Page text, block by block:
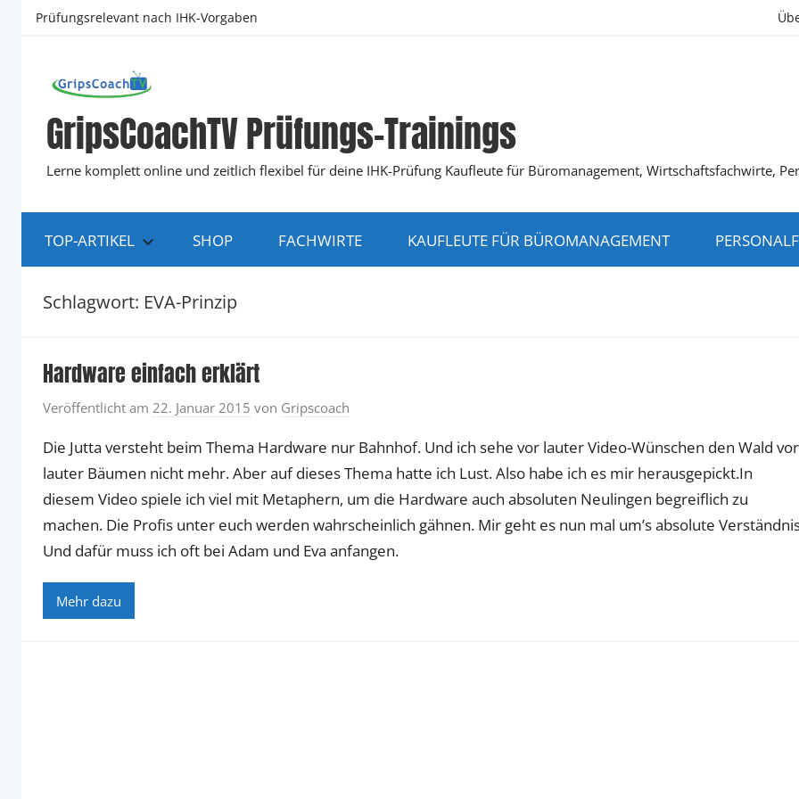
Zum
Prüfungsrelevant nach IHK-Vorgaben
GripsCoachTV Prüfungs-Trainings
Lerne komplett online und zeitlich flexibel für deine IHK-Prüfung Kaufleute für Büromanagement, Wirtschaftsfachwirte,
TOP-ARTIKEL SHOP FACHWIRTE KAUFLEUTE FÜR BÜROMANAGEMENT
Schlagwort: EVA-Prinzip
Hardware einfach erklärt
Veröffentlicht am 22. Januar 2015 von Gripscoach
Die Jutta versteht beim Thema Hardware nur Bahnhof. Und ich sehe vor lauter Video-Wünschen den Wald vor
lauter Bäumen nicht mehr. Aber auf dieses Thema hatte ich Lust. Also habe ich es mir herausgepickt.In
diesem Video spiele ich viel mit Metaphern, um die Hardware auch absoluten Neulingen begreiflich zu
machen. Die Profis unter euch werden wahrscheinlich gähnen. Mir geht es nun mal um’s absolute
Und dafür muss ich oft bei Adam und Eva anfangen.
Mehr dazu